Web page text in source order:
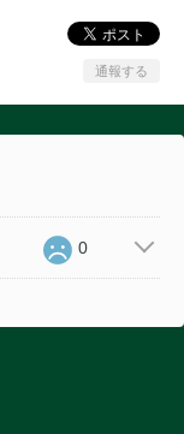
通報する
0